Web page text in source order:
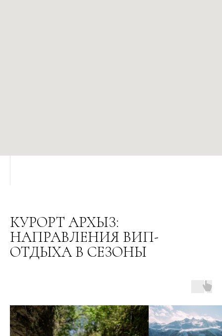
КУРОРТ АРХЫЗ:
НАПРАВЛЕНИЯ ВИП-
ОТДЫХА В СЕЗОНЫ